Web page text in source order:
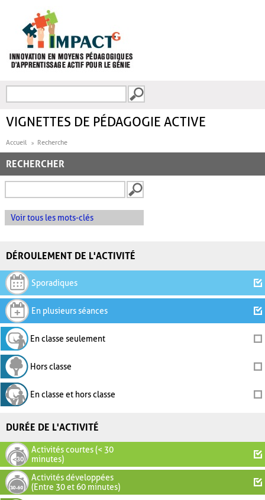
FORMULAIRE DE
VIGNETTES DE PÉDAGOGIE ACTIVE
Accueil Recherche
RECHERCHER
Voir tous les mots-clés
DÉROULEMENT DE L'ACTIVITÉ
Sporadiques
En plusieurs séances
En classe seulement
Hors classe
En classe et hors classe
DURÉE DE L'ACTIVITÉ
Activités courtes (< 30
minutes)
Activités développées
(Entre 30 et 60 minutes)